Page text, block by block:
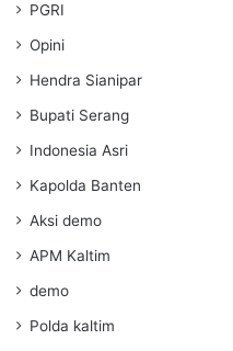
PGRI
Opini
Hendra Sianipar
Bupati Serang
Indonesia Asri
Kapolda Banten
Aksi demo
APM Kaltim
demo
Polda kaltim